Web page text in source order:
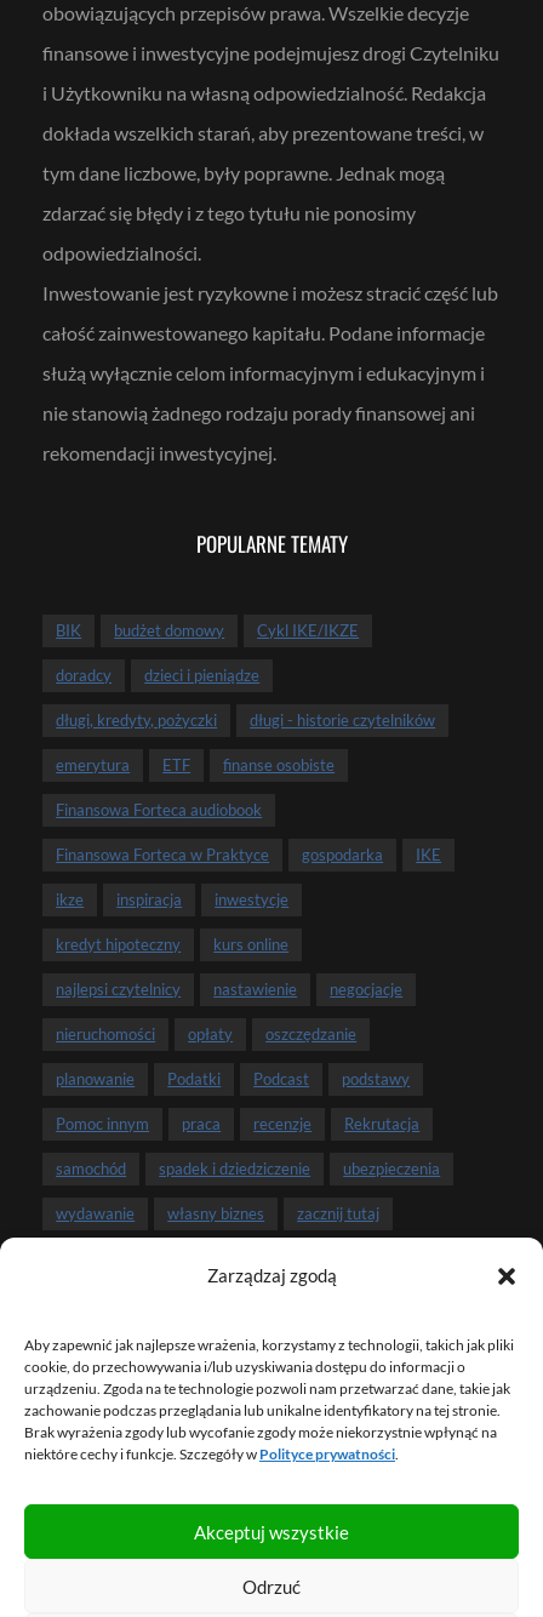
Zarządzaj zgodą
Aby zapewnić jak najlepsze wrażenia, korzystamy z technologii, takich jak pliki
cookie, do przechowywania i/lub uzyskiwania dostępu do informacji o
urządzeniu. Zgoda na te technologie pozwoli nam przetwarzać dane, takie jak
zachowanie podczas przeglądania lub unikalne identyfikatory na tej stronie.
Brak wyrażenia zgody lub wycofanie zgody może niekorzystnie wpłynąć na
niektóre cechy i funkcje. Szczegóły w Polityce prywatności.
Akceptuj wszystkie
Odrzuć
obowiązujących przepisów prawa. Wszelkie decyzje
finansowe i inwestycyjne podejmujesz drogi Czytelniku
i Użytkowniku na własną odpowiedzialność. Redakcja
dokłada wszelkich starań, aby prezentowane treści, w
tym dane liczbowe, były poprawne. Jednak mogą
zdarzać się błędy i z tego tytułu nie ponosimy
odpowiedzialności.
Inwestowanie jest ryzykowne i możesz stracić część lub
całość zainwestowanego kapitału. Podane informacje
służą wyłącznie celom informacyjnym i edukacyjnym i
nie stanowią żadnego rodzaju porady finansowej ani
rekomendacji inwestycyjnej.
POPULARNE TEMATY
BIK budżet domowy Cykl IKE/IKZE
doradcy dzieci i pieniądze
długi, kredyty, pożyczki długi - historie czytelników
emerytura ETF finanse osobiste
Finansowa Forteca audiobook
Finansowa Forteca w Praktyce gospodarka IKE
ikze inspiracja inwestycje
kredyt hipoteczny kurs online
najlepsi czytelnicy nastawienie negocjacje
nieruchomości opłaty oszczędzanie
planowanie Podatki Podcast podstawy
Pomoc innym praca recenzje Rekrutacja
samochód spadek i dziedziczenie ubezpieczenia
wydawanie własny biznes zacznij tutaj
NEWSLETTER
ZAPISZ SIĘ NA NEWSLETTER